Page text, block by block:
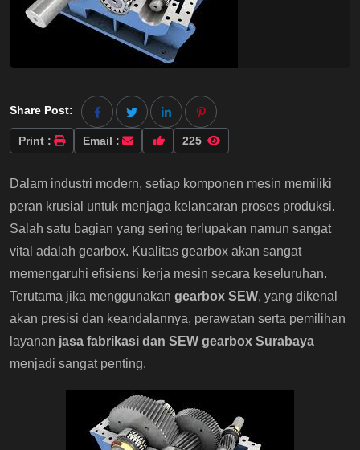
Share Post:
Print : Email : 225
Dalam industri modern, setiap komponen mesin memiliki
peran krusial untuk menjaga kelancaran proses produksi.
Salah satu bagian yang sering terlupakan namun sangat
vital adalah gearbox. Kualitas gearbox akan sangat
memengaruhi efisiensi kerja mesin secara keseluruhan.
Terutama jika menggunakan gearbox SEW, yang dikenal
akan presisi dan keandalannya, perawatan serta pemilihan
layanan jasa fabrikasi dan SEW gearbox Surabaya
menjadi sangat penting.